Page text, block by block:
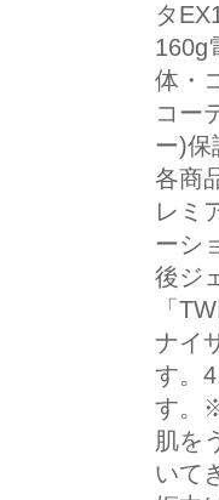
タ
160g
体・
コー
ー)保
各商
レミ
ーシ
後ジ
「
ナイ
す。
す。
肌を
いて